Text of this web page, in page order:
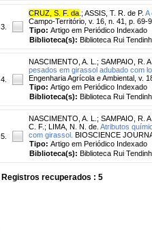
3.
CRUZ, S. F. da ; ASSIS, T. R. de P. A
Campo-Território, v. 16, n. 41, p. 69-
Tipo: Artigo em Periódico Indexado
Biblioteca(s): Biblioteca Rui
4.
NASCIMENTO, A. L. ; SAMPAIO, R.
pesados em girassol adubado com
Engenharia Agrícola e Ambiental, v.
Tipo: Artigo em Periódico Indexado
Biblioteca(s): Biblioteca Rui
5.
NASCIMENTO, A. L. ; SAMPAIO, R.
C. F. ; LIMA, N. N. de. Atributos
com girassol. BIOSCIENCE
Tipo: Artigo em Periódico Indexado
Biblioteca(s): Biblioteca Rui
Registros recuperados : 5